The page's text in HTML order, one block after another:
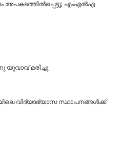
അപകടത്തില്‍പ്പെട്ടു; എംഎല്‍എ
യുവാവ് മരിച്ചു
വിദ്യാഭ്യാസ സ്ഥാപനങ്ങള്‍ക്ക്